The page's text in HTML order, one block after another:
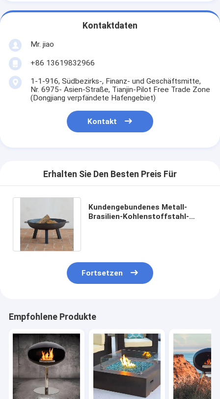
Kontaktdaten
Mr. jiao
+86 13619832966
1-1-916, Südbezirks-, Finanz- und Geschäftsmitte,
Nr. 6975- Asien-Straße, Tianjin-Pilot Free Trade Zone
(Dongjiang verpfändete Hafengebiet)
Kontakt
Erhalten Sie Den Besten Preis Für
Kundengebundenes Metall-
Brasilien-Kohlenstoffstahl-
Fortsetzen
Empfohlene Produkte